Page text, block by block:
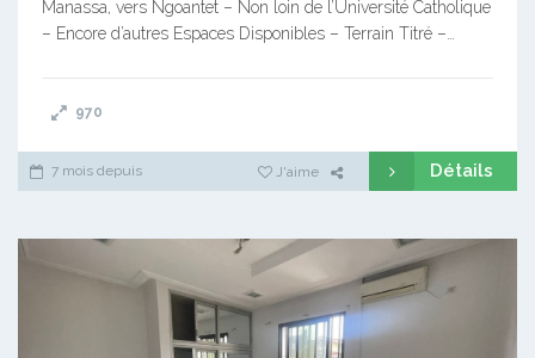
Manassa, vers Ngoantet – Non loin de l’Université Catholique
– Encore d’autres Espaces Disponibles – Terrain Titré –…
970
7 mois depuis J'aime Détails